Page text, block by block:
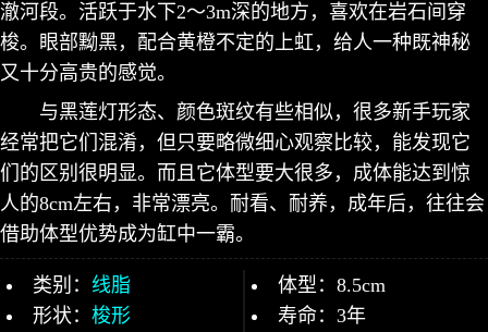
澈河段。活跃于水下2～3m深的地方，喜欢在岩石间穿
梭。眼部黝黑，配合黄橙不定的上虹，给人一种既神秘
又十分高贵的感觉。
与黑莲灯形态、颜色斑纹有些相似，很多新手玩家
经常把它们混淆，但只要略微细心观察比较，能发现它
们的区别很明显。而且它体型要大很多，成体能达到惊
人的8cm左右，非常漂亮。耐看、耐养，成年后，往往会
借助体型优势成为缸中一霸。
类别： 线脂
形状： 梭形
体型：8.5cm
寿命：3年